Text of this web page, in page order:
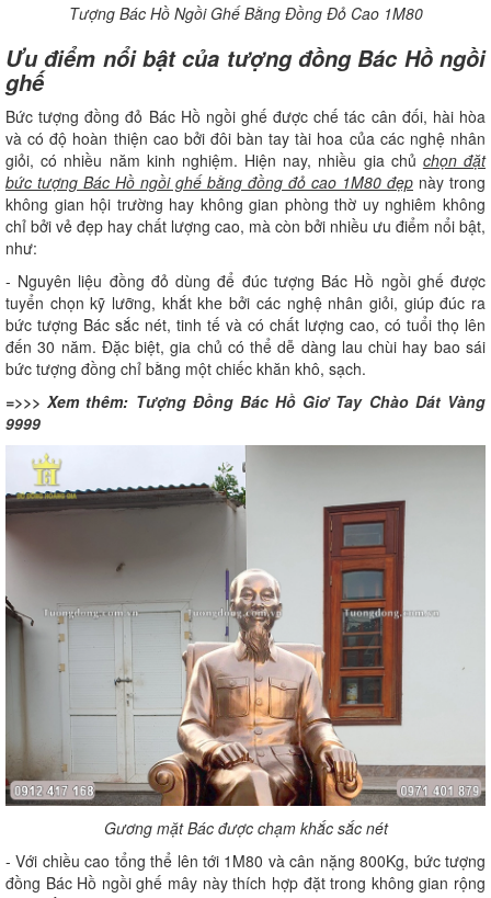
Tượng Bác Hồ Ngồi Ghế Bằng Đồng Đỏ Cao 1M80
Ưu điểm nổi bật của tượng đồng Bác Hồ ngồi
ghế
Bức tượng đồng đỏ Bác Hồ ngồi ghế được chế tác cân đối, hài hòa
và có độ hoàn thiện cao bởi đôi bàn tay tài hoa của các nghệ nhân
giỏi, có nhiều năm kinh nghiệm. Hiện nay, nhiều gia chủ chọn đặt
bức tượng Bác Hồ ngồi ghế bằng đồng đỏ cao 1M80 đẹp này trong
không gian hội trường hay không gian phòng thờ uy nghiêm không
chỉ bởi vẻ đẹp hay chất lượng cao, mà còn bởi nhiều ưu điểm nổi bật,
như:
- Nguyên liệu đồng đỏ dùng để đúc tượng Bác Hồ ngồi ghế được
tuyển chọn kỹ lưỡng, khắt khe bởi các nghệ nhân giỏi, giúp đúc ra
bức tượng Bác sắc nét, tinh tế và có chất lượng cao, có tuổi thọ lên
đến 30 năm. Đặc biệt, gia chủ có thể dễ dàng lau chùi hay bao sái
bức tượng đồng chỉ bằng một chiếc khăn khô, sạch.
=>>> Xem thêm: Tượng Đồng Bác Hồ Giơ Tay Chào Dát Vàng
9999
Gương mặt Bác được chạm khắc sắc nét
- Với chiều cao tổng thể lên tới 1M80 và cân nặng 800Kg, bức tượng
đồng Bác Hồ ngồi ghế mây này thích hợp đặt trong không gian rộng